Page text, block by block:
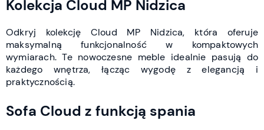
Kolekcja Cloud MP Nidzica
Odkryj kolekcję Cloud MP Nidzica, która oferuje
maksymalną funkcjonalność w kompaktowych
wymiarach. Te nowoczesne meble idealnie pasują do
każdego wnętrza, łącząc wygodę z elegancją i
praktycznością.
Sofa Cloud z funkcją spania